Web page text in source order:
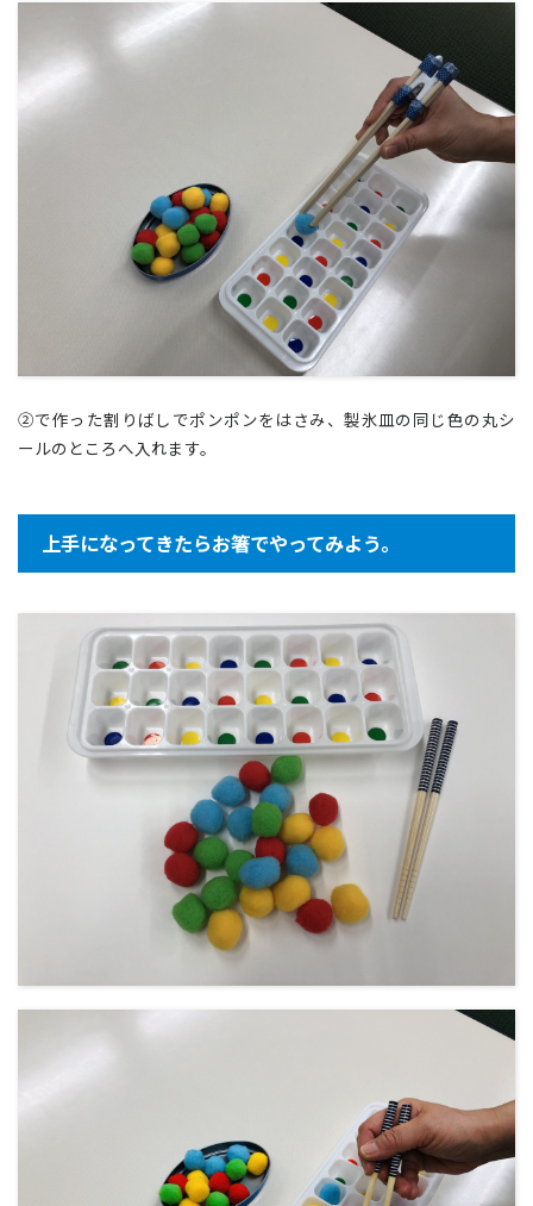
②で作った割りばしでポンポンをはさみ、製氷皿の同じ色の丸シ
ールのところへ入れます。
上手になってきたらお箸でやってみよう。